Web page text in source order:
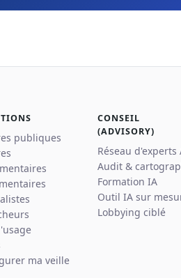
publiques
ma veille
CONSEIL
(ADVISORY)
Réseau d'experts
Audit &
Formation IA
Outil IA sur
Lobbying ciblé